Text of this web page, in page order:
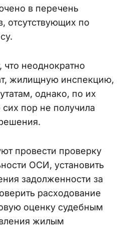
в перечень
отсутствующих по
неоднократно
жилищную инспекцию,
однако, по их
пор не получила
провести проверку
ОСИ, установить
задолженности за
расходование
оценку судебным
жилым